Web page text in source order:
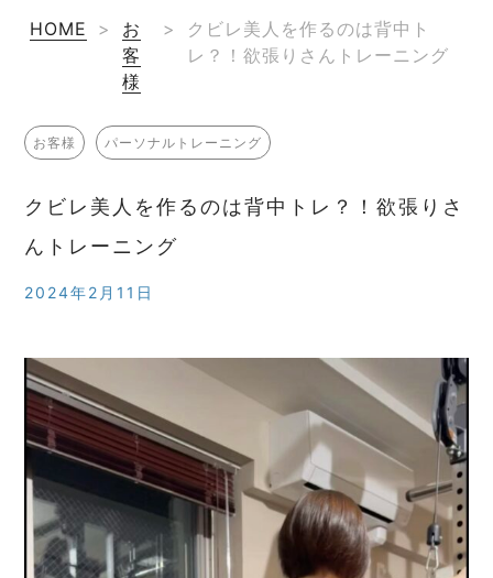
HOME >
お
客
様
>
クビレ美人を作るのは背中ト
レ？！欲張りさんトレーニング
お客様 パーソナルトレーニング
クビレ美人を作るのは背中トレ？！欲張りさ
んトレーニング
2024年2月11日